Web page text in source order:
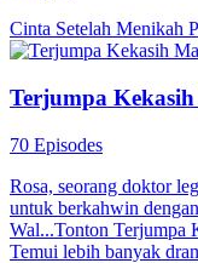
Cinta Setelah Menikah
Terjumpa
70 Episodes
Rosa, seorang doktor
untuk berkahwin
Wal...Tonton Terjumpa
Temui lebih banyak